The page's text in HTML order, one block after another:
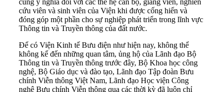
cùng ý nghĩa đối với các thế hệ cán bộ, giảng viên, nghiên
cứu viên và sinh viên của Viện khi được cống hiến và
đóng góp một phần cho sự nghiệp phát triển trong lĩnh vực
Thông tin và Truyền thông của đất nước.
Để có Viện Kinh tế Bưu điện như hiện nay, không thể
không kể đến những quan tâm, ủng hộ của Lãnh đạo Bộ
Thông tin và Truyền thông trước đây, Bộ Khoa học công
nghệ, Bộ Giáo dục và đào tạo, Lãnh đạo Tập đoàn Bưu
chính Viễn thông Việt Nam, Lãnh đạo Học viện Công
nghệ Bưu chính Viễn thông qua các thời kỳ đã luôn chỉ